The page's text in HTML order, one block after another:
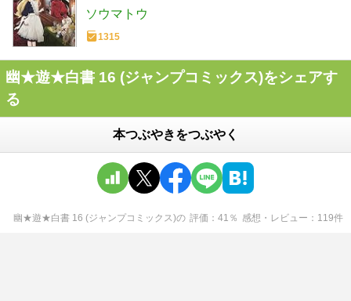
ソウマトウ
1315
幽★遊★白書 16 (ジャンプコミックス)をシェアす
る
本つぶやきをつぶやく
幽★遊★白書 16 (ジャンプコミックス)の 評価 41 ％ 感想・レビュー 119件